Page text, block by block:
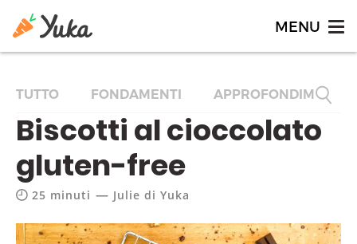
TUTTO FONDAMENTI APPROFONDIMENTI
Biscotti al cioccolato
gluten-free
25 minuti — Julie di Yuka